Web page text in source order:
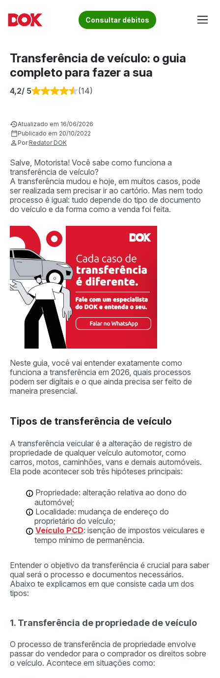
content
Acesse o Blog e conheça todos os nossos artigos | DOK
Fique por dentro de artigos sobre o trânsito brasileiro!
Conheça informações sobre licenciamento, ipva, multas e
Consultar débitos
Transferência de veículo: o guia
completo para fazer a sua
4,2/ 5 (14)
Atualizado em 16/06/2026
Publicado em 20/10/2022
Por:Redator DOK
Salve, Motorista! Você sabe como funciona a
transferência de veículo?
A transferência mudou e hoje, em muitos casos, pode
ser realizada sem precisar ir ao cartório. Mas nem todo
processo é igual: tudo depende do tipo de documento
do veículo e da forma como a venda foi feita.
Neste guia, você vai entender exatamente como
funciona a transferência em 2026, quais processos
podem ser digitais e o que ainda precisa ser feito de
maneira presencial.
Tipos de transferência de veículo
A transferência veicular é a alteração de registro de
propriedade de qualquer veículo automotor, como
carros, motos, caminhões, vans e demais automóveis.
Ela pode acontecer sob três hipóteses principais:
Propriedade: alteração relativa ao dono do
automóvel;
Localidade: mudança de endereço do
proprietário do veículo;
Veículo PCD: isenção de impostos veiculares e
tempo mínimo de permanência.
Entender o objetivo da transferência é crucial para saber
qual será o processo e documentos necessários.
Abaixo te explicamos em que consiste cada um dos
tipos:
1. Transferência de propriedade de veículo
O processo de transferência de propriedade envolve
passar do vendedor para o comprador os direitos sobre
o veículo. Acontece em situações como: